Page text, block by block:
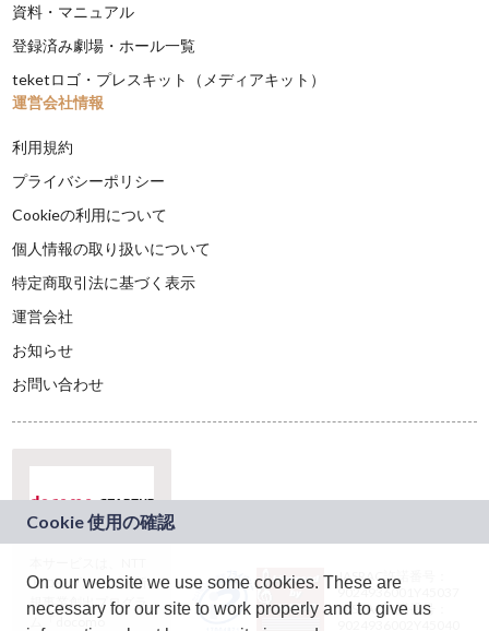
資料・マニュアル
登録済み劇場・ホール一覧
teketロゴ・プレスキット（メディアキット）
運営会社情報
利用規約
プライバシーポリシー
Cookieの利用について
個人情報の取り扱いについて
特定商取引法に基づく表示
運営会社
お知らせ
お問い合わせ
ドコモグループの新
規事業創出プログラ
ム「docomo
JASRAC許諾番号：
9024936001Y45037
JASRAC許諾番号：
On our website we use some cookies. These are
necessary for our site to work properly and to give us